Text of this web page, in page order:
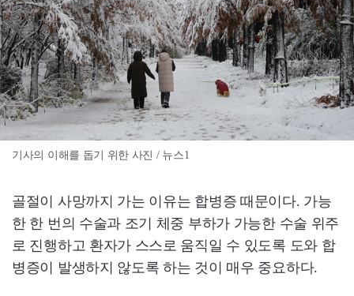
기사의 이해를 돕기 위한 사진 / 뉴스1
골절이 사망까지 가는 이유는 합병증 때문이다. 가능
한 한 번의 수술과 조기 체중 부하가 가능한 수술 위주
로 진행하고 환자가 스스로 움직일 수 있도록 도와 합
병증이 발생하지 않도록 하는 것이 매우 중요하다.